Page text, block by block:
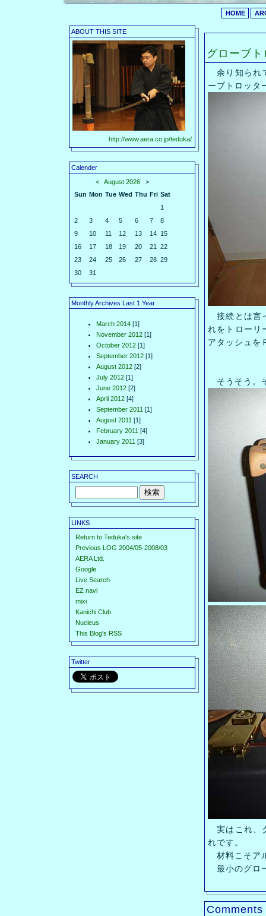
HOME
ABOUT THIS SITE
http://www.aera.co.jp/teduka/
Calender
<
August 2026 >
Sun Mon Tue Wed Thu Fri Sat
1
2
3 4 5 6 7
8
9
10 11 12 13 14 15
16
17 18 19 20 21
22
23
24 25 26 27 28 29
30
31
Monthly Archives Last 1 Year
March 2014 [1]
November 2012 [1]
October 2012 [1]
September 2012 [1]
August 2012 [2]
July 2012 [1]
June 2012 [2]
April 2012 [4]
September 2011 [1]
August 2011 [1]
February 2011 [4]
January 2011 [3]
SEARCH
LINKS
Return to Teduka's site
Previous LOG 2004/05-2008/03
AERA Ltd.
Google
Live Search
EZ navi
mixi
Kanichi Club
Nucleus
This Blog's RSS
Twitter
グローブ
余り知られ
ーブトロッタ
接続とは言
れをトローリ
アタッシュを
そうそう。
実はこれ、
れです。
材料こそア
最小のグロ
Comments